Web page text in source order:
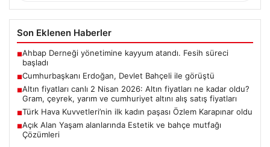
Son Eklenen Haberler
■Ahbap Derneği yönetimine kayyum atandı. Fesih süreci
başladı
■Cumhurbaşkanı Erdoğan, Devlet Bahçeli ile görüştü
■Altın fiyatları canlı 2 Nisan 2026: Altın fiyatları ne kadar oldu?
Gram, çeyrek, yarım ve cumhuriyet altını alış satış fiyatları
■Türk Hava Kuvvetleri’nin ilk kadın paşası Özlem Karapınar oldu
■Açık Alan Yaşam alanlarında Estetik ve bahçe mutfağı
Çözümleri